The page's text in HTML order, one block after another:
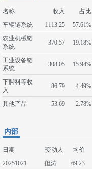
名称 收入 占比
车辆链系统
1113.25 57.61%
农业机械链
系统
370.57 19.18%
工业设备链
系统
308.05 15.94%
下脚料等收
入
86.79 4.49%
其他产品 53.69 2.78%
内部
日期 变动人 均价
20251021
但涛 69.23